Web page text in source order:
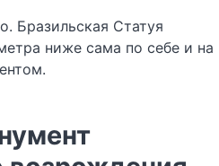
Бразильская Статуя
ниже сама по себе и на